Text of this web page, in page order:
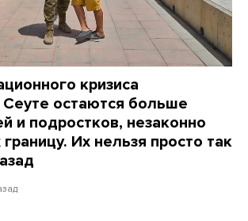
кризиса
Сеуте остаются больше
и подростков, незаконно
Их нельзя просто так